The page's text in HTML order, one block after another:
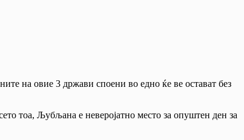
на овие 3 држави споени во едно ќе ве остават без
тоа, Љубљана е неверојатно место за опуштен ден за